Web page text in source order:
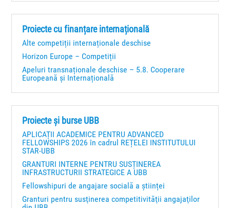
Proiecte cu finanțare internațională
Alte competiții internaționale deschise
Horizon Europe – Competiții
Apeluri transnaționale deschise – 5.8. Cooperare
Europeană și Internațională
Proiecte și burse UBB
APLICAȚII ACADEMICE PENTRU ADVANCED
FELLOWSHIPS 2026 în cadrul REȚELEI INSTITUTULUI
STAR-UBB
GRANTURI INTERNE PENTRU SUSȚINEREA
INFRASTRUCTURII STRATEGICE A UBB
Fellowshipuri de angajare socială a științei
Granturi pentru susţinerea competitivităţii angajaţilor